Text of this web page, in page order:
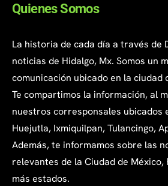
Quienes Somos
La historia de cada día a través de
noticias de Hidalgo, Mx. Somos un
comunicación ubicado en la ciudad
Te compartimos la información, al
nuestros corresponsales ubicados
Huejutla, Ixmiquilpan, Tulancingo,
Además, te informamos sobre las
relevantes de la Ciudad de
más estados.